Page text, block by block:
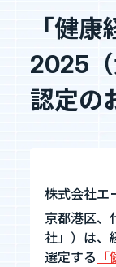
ミッション・
リュー
SES特化型
IRニュ
企業情報
事業内容
IR情報
お知らせ
「健
2025（
認定の
株式会社エ
京都港区、
社」）は、
選定する